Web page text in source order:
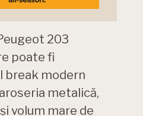
203
poate fi
break modern
metalică,
volum mare de